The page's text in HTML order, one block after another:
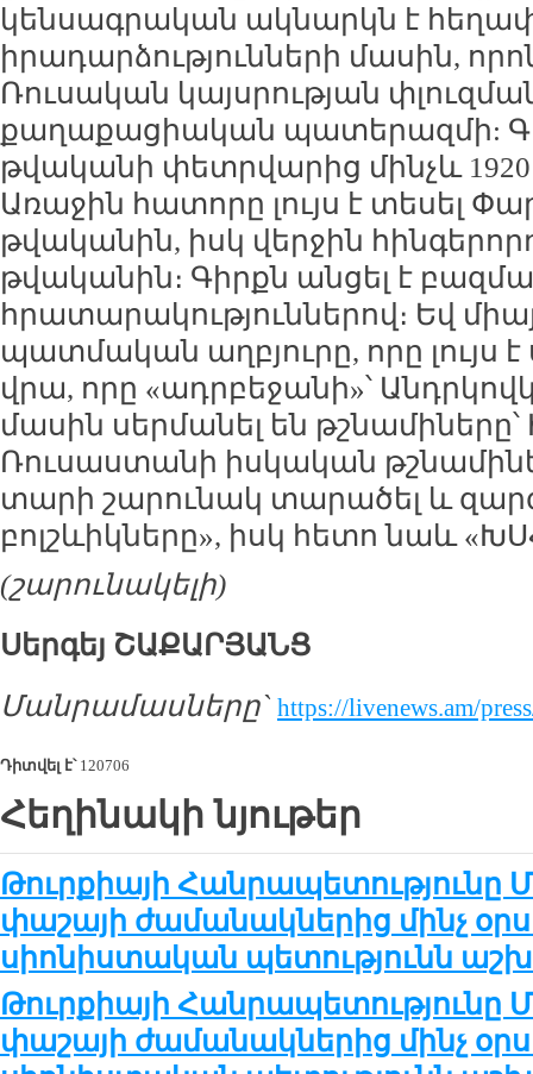
կենսագրական ակնարկն է
իրադարձությունների մասին,
Ռուսական կայսրության
քաղաքացիական պատերազմի:
թվականի փետրվարից մինչև
Առաջին հատորը լույս է տեսել
թվականին, իսկ վերջին
թվականին։ Գիրքն անցել է
հրատարակություններով։ Եվ
պատմական աղբյուրը, որը լույս
վրա, որը «ադրբեջանի»՝
մասին սերմանել են
Ռուսաստանի իսկական
տարի շարունակ տարածել և
բոլշևիկները», իսկ հետո նաև
(շարունակելի)
Սերգեյ ՇԱՔԱՐՅԱՆՑ
Մանրամասները` https://livenews.am/
Դիտվել է՝120706
Հեղինակի նյութեր
Թուրքիայի Հանրապետությունը
փաշայի ժամանակներից մինչ
սիոնիստական պետությունն
Թուրքիայի Հանրապետությունը
փաշայի ժամանակներից մինչ